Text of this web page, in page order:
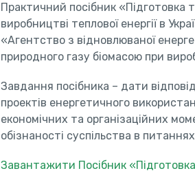
Практичний посібник «Підготовка
виробництві теплової енергії в
«Агентство з відновлюваної
природного газу біомасою при
Завдання посібника – дати
проектів енергетичного
економічних та організаційних
обізнаності суспільства в
Завантажити Посібник